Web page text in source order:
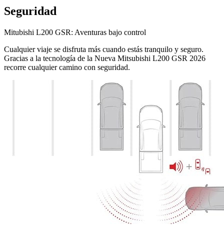
Seguridad
Mitubishi L200 GSR: Aventuras bajo control
Cualquier viaje se disfruta más cuando estás tranquilo y seguro.
Gracias a la tecnología de la Nueva Mitsubishi L200 GSR 2026
recorre cualquier camino con seguridad.